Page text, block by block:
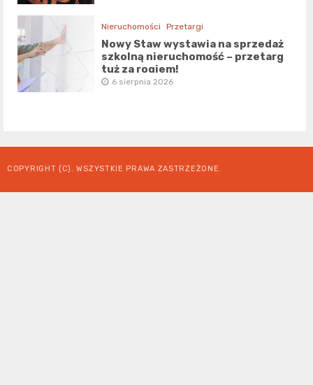
Nieruchomości Przetargi
Nowy Staw wystawia na sprzedaż
szkolną nieruchomość – przetarg
tuż za rogiem!
6 sierpnia 2026
COPYRIGHT (C). WSZYSTKIE PRAWA ZASTRZEŻONE.